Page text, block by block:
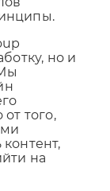
но и
того,
на